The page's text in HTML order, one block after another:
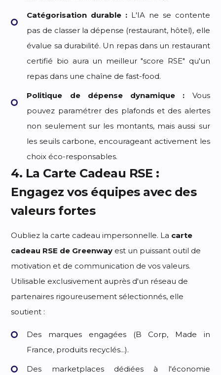
Catégorisation durable : L'IA ne se contente
pas de classer la dépense (restaurant, hôtel), elle
évalue sa durabilité. Un repas dans un restaurant
certifié bio aura un meilleur "score RSE" qu'un
repas dans une chaîne de fast-food.
Politique de dépense dynamique : Vous
pouvez paramétrer des plafonds et des alertes
non seulement sur les montants, mais aussi sur
les seuils carbone, encourageant activement les
choix éco-responsables.
4. La Carte Cadeau RSE :
Engagez vos équipes avec des
valeurs fortes
Oubliez la carte cadeau impersonnelle. La carte
cadeau RSE de Greenway est un puissant outil de
motivation et de communication de vos valeurs.
Utilisable exclusivement auprès d'un réseau de
partenaires rigoureusement sélectionnés, elle
soutient :
Des marques engagées (B Corp, Made in
France, produits recyclés...).
Des marketplaces dédiées à l'économie